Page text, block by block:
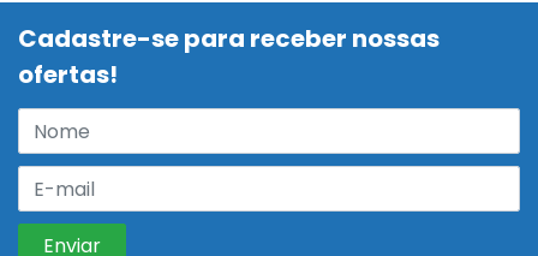
Cadastre-se para receber nossas
ofertas!